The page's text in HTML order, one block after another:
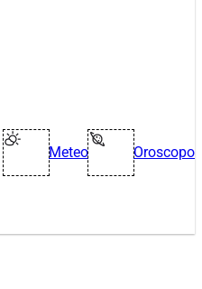
Meteo Oroscopo